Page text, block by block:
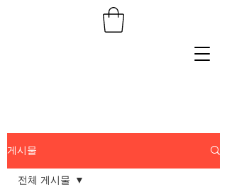
게시물
전체 게시물